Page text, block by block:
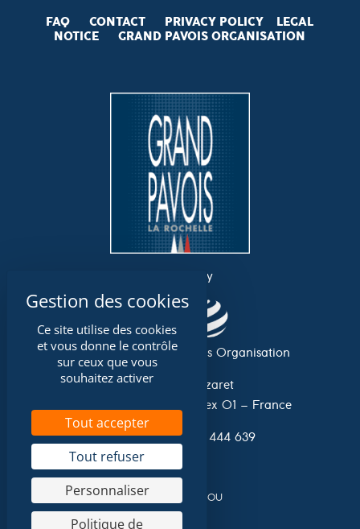
Ce site utilise des cookies
et vous donne le contrôle
sur ceux que vous
souhaitez activer
Tout accepter
Tout refuser
Personnaliser
Politique de
FAQ CONTACT PRIVACY POLICY
LEGAL
NOTICE
GRAND PAVOISORGANISATION
an event by
Association Grand Pavois Organisation
Avenue du Lazaret
17 042 La Rochelle Cedex 01 – France
Tel. 0033 (0)546 444 639
A website by NIOU